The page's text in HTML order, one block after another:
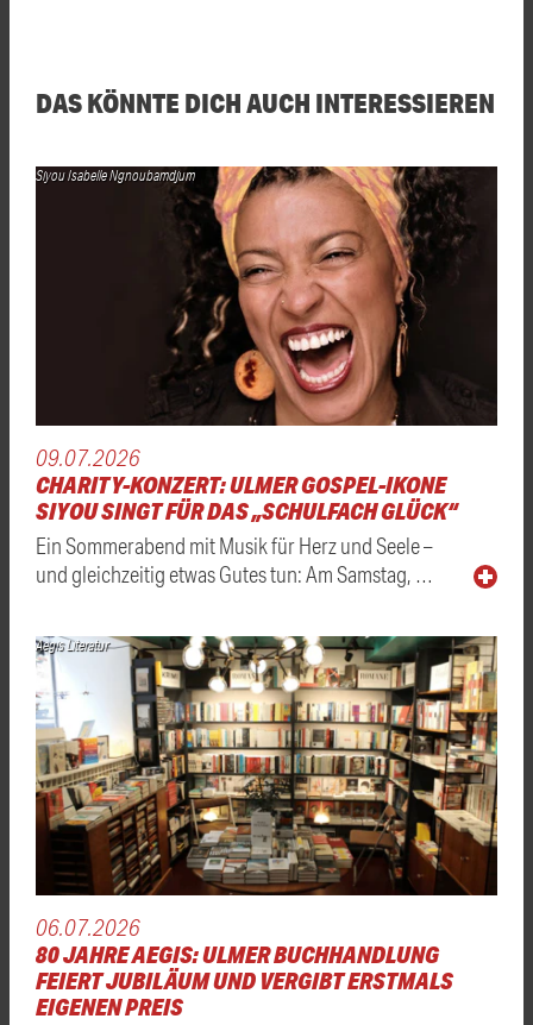
DAS KÖNNTE DICH AUCH INTERESSIEREN
Siyou Isabelle Ngnoubamdjum
09.07.2026
CHARITY-KONZERT: ULMER GOSPEL-IKONE
SIYOU SINGT FÜR DAS „SCHULFACH GLÜCK“
Ein Sommerabend mit Musik für Herz und Seele –
und gleichzeitig etwas Gutes tun: Am Samstag, …
Aegis Literatur
06.07.2026
80 JAHRE AEGIS: ULMER BUCHHANDLUNG
FEIERT JUBILÄUM UND VERGIBT ERSTMALS
EIGENEN PREIS